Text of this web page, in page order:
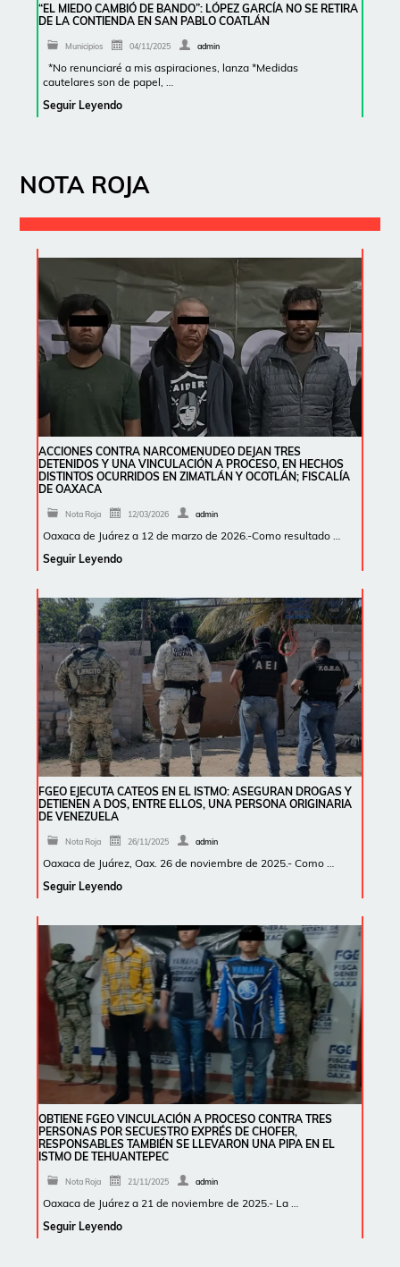
“EL MIEDO CAMBIÓ DE BANDO”: LÓPEZ GARCÍA NO SE RETIRA
DE LA CONTIENDA EN SAN PABLO COATLÁN
Municipios 04/11/2025 admin
*No renunciaré a mis aspiraciones, lanza *Medidas
cautelares son de papel, …
Seguir Leyendo
NOTA ROJA
ACCIONES CONTRA NARCOMENUDEO DEJAN TRES
DETENIDOS Y UNA VINCULACIÓN A PROCESO, EN HECHOS
DISTINTOS OCURRIDOS EN ZIMATLÁN Y OCOTLÁN; FISCALÍA
DE OAXACA
Nota Roja 12/03/2026 admin
Oaxaca de Juárez a 12 de marzo de 2026.-Como resultado …
Seguir Leyendo
FGEO EJECUTA CATEOS EN EL ISTMO: ASEGURAN DROGAS Y
DETIENEN A DOS, ENTRE ELLOS, UNA PERSONA ORIGINARIA
DE VENEZUELA
Nota Roja 26/11/2025 admin
Oaxaca de Juárez, Oax. 26 de noviembre de 2025.- Como …
Seguir Leyendo
OBTIENE FGEO VINCULACIÓN A PROCESO CONTRA TRES
PERSONAS POR SECUESTRO EXPRÉS DE CHOFER,
RESPONSABLES TAMBIÉN SE LLEVARON UNA PIPA EN EL
ISTMO DE TEHUANTEPEC
Nota Roja 21/11/2025 admin
Oaxaca de Juárez a 21 de noviembre de 2025.- La …
Seguir Leyendo